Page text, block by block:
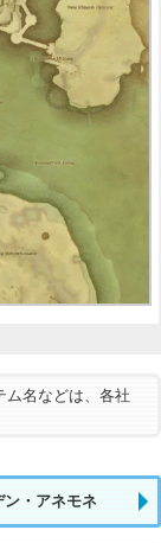
ム名などは、各社
ン・アネモネ